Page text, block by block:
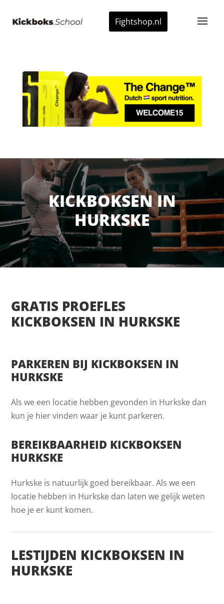
Fightshop.nl
KICKBOKSEN IN
HURKSKE
GRATIS PROEFLES
KICKBOKSEN IN HURKSKE
PARKEREN BIJ KICKBOKSEN IN
HURKSKE
Als we een locatie hebben gevonden in Hurkske dan
kun je hier vinden waar je kunt parkeren.
BEREIKBAARHEID KICKBOKSEN
HURKSKE
Hurkske is natuurlijk goed bereikbaar. Als we een
locatie hebben in Hurkske dan laten we gelijk weten
hoe je er kunt komen.
LESTIJDEN KICKBOKSEN IN
HURKSKE